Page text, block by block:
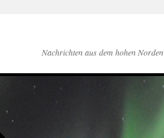
Nachrichten aus dem hohen Norden